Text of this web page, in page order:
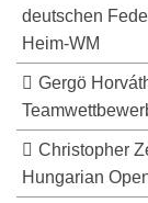
deutschen
Heim-WM
Gergö
Christopher
Hungarian